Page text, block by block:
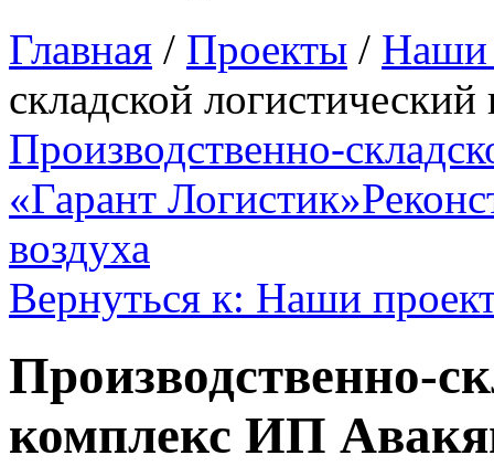
Главная / Проекты / Наши
складской
Производственно-
«Гарант Логистик»
воздуха
Вернуться к: Наши
Производственно-
комплекс ИП